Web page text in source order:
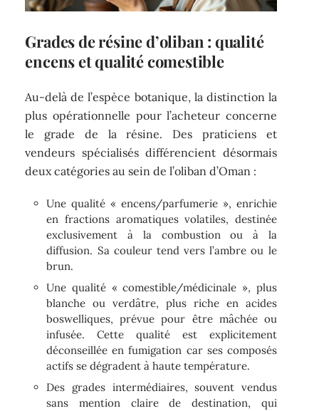
Grades de résine d’oliban : qualité
encens et qualité comestible
Au-delà de l’espèce botanique, la distinction la
plus opérationnelle pour l’acheteur concerne
le grade de la résine. Des praticiens et
vendeurs spécialisés différencient désormais
deux catégories au sein de l’oliban d’Oman :
Une qualité « encens/parfumerie », enrichie
en fractions aromatiques volatiles, destinée
exclusivement à la combustion ou à la
diffusion. Sa couleur tend vers l’ambre ou le
brun.
Une qualité « comestible/médicinale », plus
blanche ou verdâtre, plus riche en acides
boswelliques, prévue pour être mâchée ou
infusée. Cette qualité est explicitement
déconseillée en fumigation car ses composés
actifs se dégradent à haute température.
Des grades intermédiaires, souvent vendus
sans mention claire de destination, qui